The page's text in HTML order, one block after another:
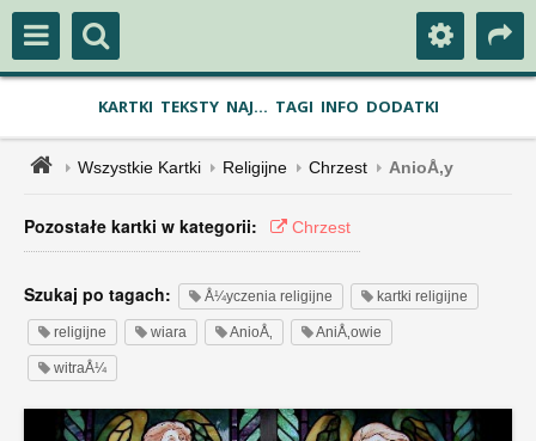
KARTKI TEKSTY NAJ... TAGI INFO DODATKI
Wszystkie Kartki Religijne Chrzest AnioÅ‚y
Pozostałe kartki w kategorii: Chrzest
Szukaj po tagach: Å¼yczenia religijne kartki religijne
religijne wiara AnioÅ‚ AniÅ‚owie
witraÅ¼